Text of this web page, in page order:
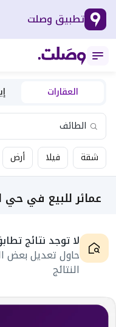
تطبيق وصلت
العقارات
شقة فيلا أرض
عمائر للبيع في حي
لا توجد نتائج
حاول تعديل بعض
النتائج